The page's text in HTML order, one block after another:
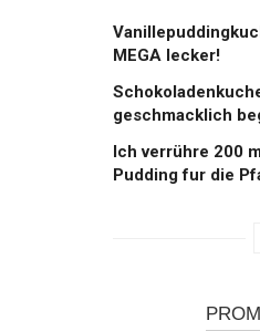
MEGA lecker!
geschmacklich
Ich verrühre 200
Pudding fur die